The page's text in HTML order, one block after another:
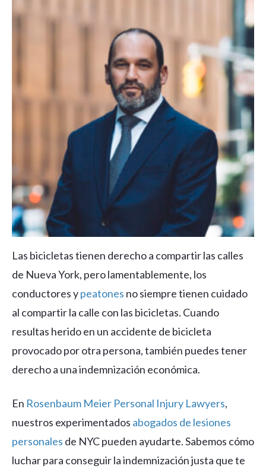
Las bicicletas tienen derecho a compartir las calles
de Nueva York, pero lamentablemente, los
conductores ypeatones no siempre tienen cuidado
al compartir la calle con las bicicletas. Cuando
resultas herido en un accidente de bicicleta
provocado por otra persona, también puedes tener
derecho a una indemnización económica.
En Rosenbaum Meier Personal Injury Lawyers,
nuestros experimentados abogados de lesiones
personales de NYC pueden ayudarte. Sabemos cómo
luchar para conseguir la indemnización justa que te